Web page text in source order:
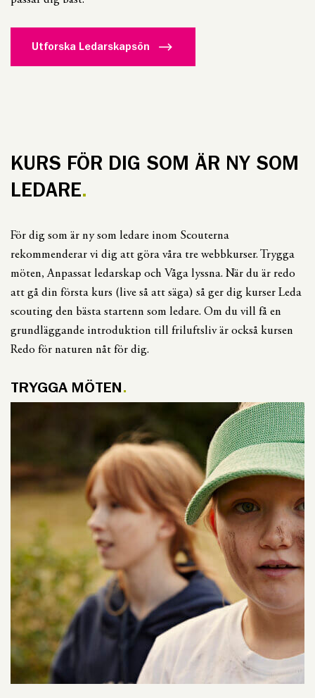
Utforska Ledarskapsön
KURS FÖR DIG SOM ÄR NY SOM
LEDARE
För dig som är ny som ledare inom Scouterna
rekommenderar vi dig att göra våra tre webbkurser. Trygga
möten, Anpassat ledarskap och Våga lyssna. När du är redo
att gå din första kurs (live så att säga) så ger dig kurser Leda
scouting den bästa startenn som ledare. Om du vill få en
grundläggande introduktion till friluftsliv är också kursen
Redo för naturen nåt för dig.
TRYGGA MÖTEN